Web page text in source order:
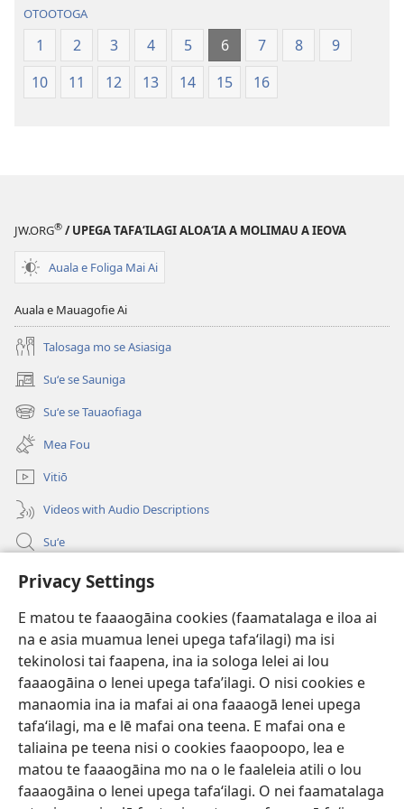
Privacy Settings
E matou te faaaogāina cookies (faamatalaga e iloa ai
na e asia muamua lenei upega tafaʻilagi) ma isi
tekinolosi tai faapena, ina ia sologa lelei ai lou
faaaogāina o lenei upega tafa’ilagi. O nisi cookies e
manaomia ina ia mafai ai ona faaaogā lenei upega
tafaʻilagi, ma e lē mafai ona teena. E mafai ona e
taliaina pe teena nisi o cookies faaopoopo, lea e
matou te faaaogāina mo na o le faaleleia atili o lou
faaaogāina o lenei upega tafaʻilagi. O nei faamatalaga
le
i
Faaliliuga
le
OTOOTOGA
1 2 3 4 5 6 7 8
9
10
11 12 13 14 15 16
JW.ORG® / UPEGA TAFA‘ILAGI ALOA‘IA A MOLIMAU A IEOVA
Auala e Foliga Mai Ai
Auala e Mauagofie Ai
Talosaga mo se Asiasiga
Suʻe se Sauniga
(tatala
se
isi
polokalame)
Suʻe se Tauaofiaga
(tatala
se
isi
polokalame)
Mea Fou
Vitiō
Videos with Audio Descriptions
Suʻe
Faamatalaga mo Ofisa o le Malo
(tatala
se
polokalame)
Lomiga Faale-Tusi Paia I LE INITANETI™
(tatala
se
isi
polokalame)
JW Hub
(tatala
se
isi
polokalame)
App o le JW Library